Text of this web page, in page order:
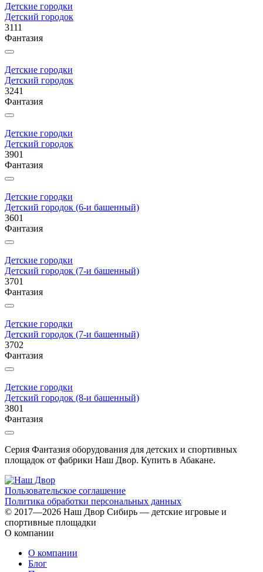
Детские городки
Детский городок
3111
Фантазия
Детские городки
Детский городок
3241
Фантазия
Детские городки
Детский городок
3901
Фантазия
Детские городки
Детский городок (6-и башенный)
3601
Фантазия
Детские городки
Детский городок (7-и башенный)
3701
Фантазия
Детские городки
Детский городок (7-и башенный)
3702
Фантазия
Детские городки
Детский городок (8-и башенный)
3801
Фантазия
Серия Фантазия оборудования для детских и спортивных
площадок от фабрики Наш Двор. Купить в Абакане.
Пользовательское соглашение
Политика обработки персональных данных
© 2017—2026 Наш Двор Сибирь — детские игровые и
спортивные площадки
О компании
О компании
Блог